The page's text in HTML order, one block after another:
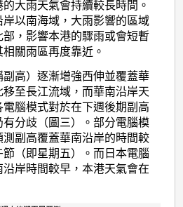
大雨天氣會持續較長時間。
以南海域，大雨影響的區域
，影響本港的驟雨或會短暫
關雨區再度靠近。
高）逐漸增強西伸並覆蓋華
至長江流域，而華南沿岸天
腦模式對於在下週後期副高
分歧（圖三）。部分電腦模
副高覆蓋華南沿岸的時間較
（即星期五）。而日本電腦
岸時間較早，本港天氣會在